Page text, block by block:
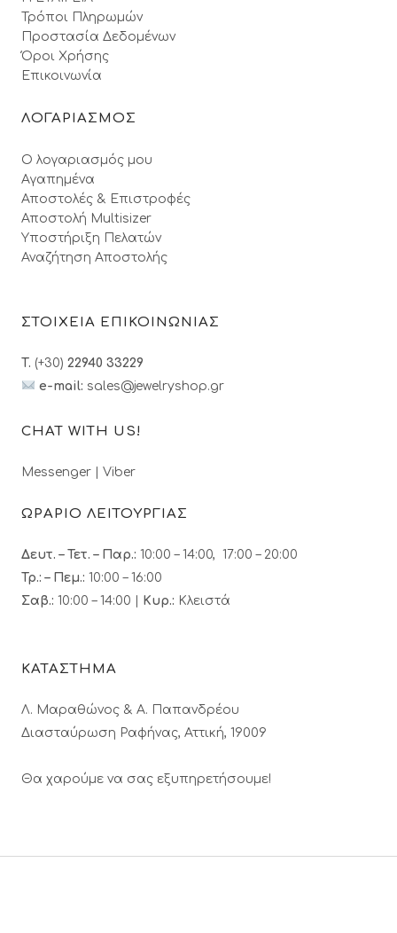
Τρόποι Πληρωμών
Προστασία Δεδομένων
Όροι Xρήσης
Επικοινωνία
ΛΟΓΑΡΙΑΣΜΟΣ
Ο λογαριασμός μου
Αγαπημένα
Αποστολές & Επιστροφές
Αποστολή Multisizer
Υποστήριξη Πελατών
Αναζήτηση Αποστολής
ΣΤΟΙΧΕΙΑ ΕΠΙΚΟΙΝΩΝΙΑΣ
T. (+30) 22940 33229
e-mail: sales@jewelryshop.gr
CHAT WITH US!
Messenger Viber
ΩΡΑΡΙΟ ΛΕΙΤΟΥΡΓΙΑΣ
Δευτ. – Τετ. – Παρ.: 10:00 – 14:00, 17:00 – 20:00
Τρ.: – Πεμ.: 10:00 – 16:00
Σαβ.: 10:00 – 14:00 | Κυρ.: Κλειστά
ΚΑΤΑΣΤΗΜΑ
Λ. Μαραθώνος & A. Παπανδρέου
Διασταύρωση Ραφήνας, Αττική, 19009
Θα χαρούμε να σας εξυπηρετήσουμε!